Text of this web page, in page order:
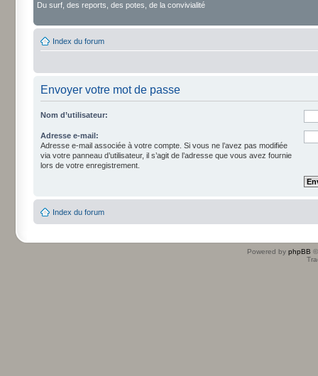
Du surf, des reports, des potes, de la convivialité
Index du forum
Envoyer votre mot de passe
Nom d’utilisateur:
Adresse e-mail:
Adresse e-mail associée à votre compte. Si vous ne l’avez pas modifiée
via votre panneau d’utilisateur, il s’agit de l’adresse que vous avez fournie
lors de votre enregistrement.
Index du forum
Powered by phpBB